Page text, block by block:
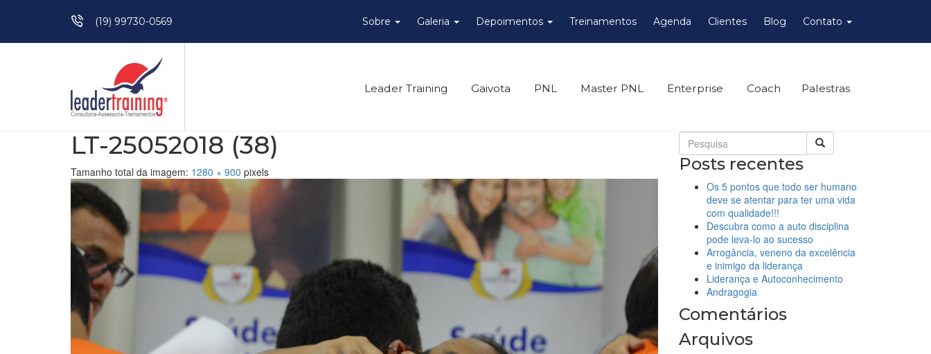
Pular para o conteúdo(19) 99730-0569 Sobre Galeria Depoimentos Treinamentos Agenda Clientes Blog Contato
Leader Training Gaivota PNL Master PNL Enterprise Coach Palestras
LT-25052018 (38)
Tamanho total da imagem: 1280 × 900 pixels Posts recentes
Os 5 pontos que todo ser humano
deve se atentar para ter uma vida
com qualidade!!!
Descubra como a auto disciplina
pode leva-lo ao sucesso
Arrogância, veneno da excelência
e inimigo da liderança
Liderança e Autoconhecimento
Andragogia
Comentários
Arquivos